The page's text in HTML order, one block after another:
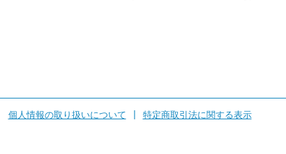
個人情報の取り扱いについて 特定商取引法に関する表示